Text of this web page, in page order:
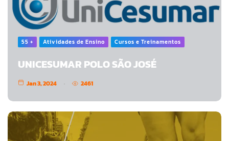
55 + Atividades de Ensino Cursos e Treinamentos
UNICESUMAR POLO SÃO JOSÉ
Jan 3, 2024 2461